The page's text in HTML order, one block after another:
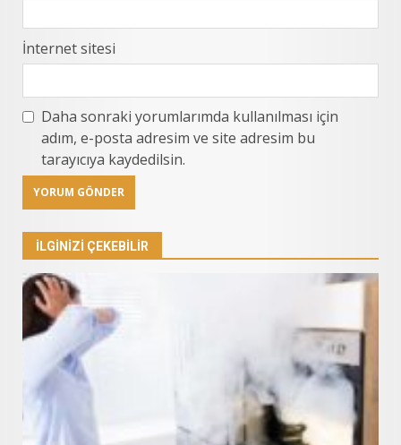
İnternet sitesi
Daha sonraki yorumlarımda kullanılması için
adım, e-posta adresim ve site adresim bu
tarayıcıya kaydedilsin.
İLGINIZI ÇEKEBILIR